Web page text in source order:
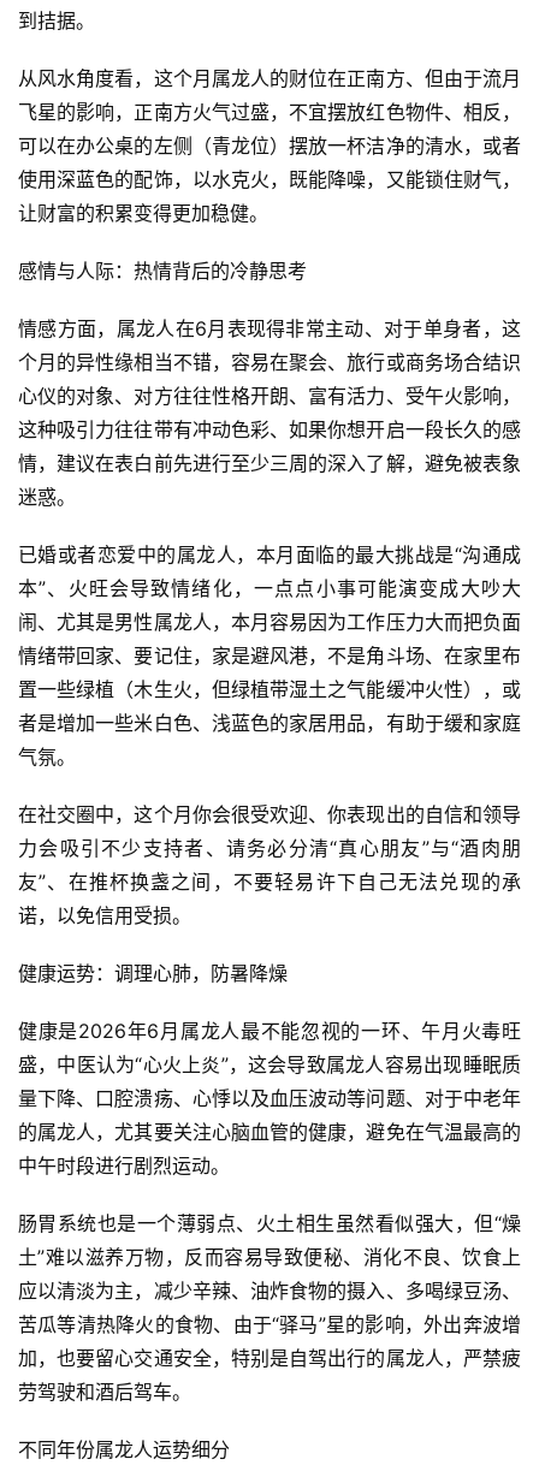
到拮据。
从风水角度看，这个月属龙人的财位在正南方、但由于流月
飞星的影响，正南方火气过盛，不宜摆放红色物件、相反，
可以在办公桌的左侧（青龙位）摆放一杯洁净的清水，或者
使用深蓝色的配饰，以水克火，既能降噪，又能锁住财气，
让财富的积累变得更加稳健。
感情与人际：热情背后的冷静思考
情感方面，属龙人在6月表现得非常主动、对于单身者，这
个月的异性缘相当不错，容易在聚会、旅行或商务场合结识
心仪的对象、对方往往性格开朗、富有活力、受午火影响，
这种吸引力往往带有冲动色彩、如果你想开启一段长久的感
情，建议在表白前先进行至少三周的深入了解，避免被表象
迷惑。
已婚或者恋爱中的属龙人，本月面临的最大挑战是“沟通成
本”、火旺会导致情绪化，一点点小事可能演变成大吵大
闹、尤其是男性属龙人，本月容易因为工作压力大而把负面
情绪带回家、要记住，家是避风港，不是角斗场、在家里布
置一些绿植（木生火，但绿植带湿土之气能缓冲火性），或
者是增加一些米白色、浅蓝色的家居用品，有助于缓和家庭
气氛。
在社交圈中，这个月你会很受欢迎、你表现出的自信和领导
力会吸引不少支持者、请务必分清“真心朋友”与“酒肉朋
友”、在推杯换盏之间，不要轻易许下自己无法兑现的承
诺，以免信用受损。
健康运势：调理心肺，防暑降燥
健康是2026年6月属龙人最不能忽视的一环、午月火毒旺
盛，中医认为“心火上炎”，这会导致属龙人容易出现睡眠质
量下降、口腔溃疡、心悸以及血压波动等问题、对于中老年
的属龙人，尤其要关注心脑血管的健康，避免在气温最高的
中午时段进行剧烈运动。
肠胃系统也是一个薄弱点、火土相生虽然看似强大，但“燥
土”难以滋养万物，反而容易导致便秘、消化不良、饮食上
应以清淡为主，减少辛辣、油炸食物的摄入、多喝绿豆汤、
苦瓜等清热降火的食物、由于“驿马”星的影响，外出奔波增
加，也要留心交通安全，特别是自驾出行的属龙人，严禁疲
劳驾驶和酒后驾车。
不同年份属龙人运势细分